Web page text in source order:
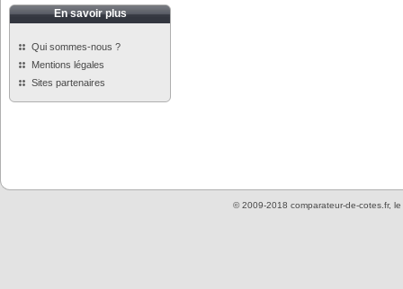
En savoir plus
Qui sommes-nous ?
Mentions légales
Sites partenaires
© 2009-2018 comparateur-de-cotes.fr, le